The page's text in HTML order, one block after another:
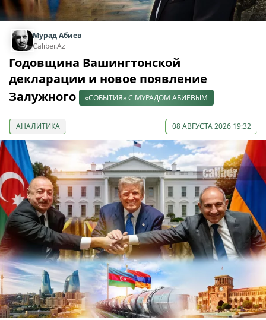
Мурад Абиев
Caliber.Az
Годовщина Вашингтонской
декларации и новое появление
Залужного
«СОБЫТИЯ» С МУРАДОМ АБИЕВЫМ
АНАЛИТИКА 08 АВГУСТА 2026 19:32